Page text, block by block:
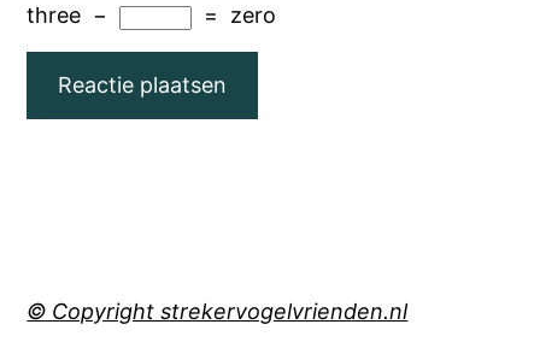
three − = zero
© Copyright strekervogelvrienden.nl